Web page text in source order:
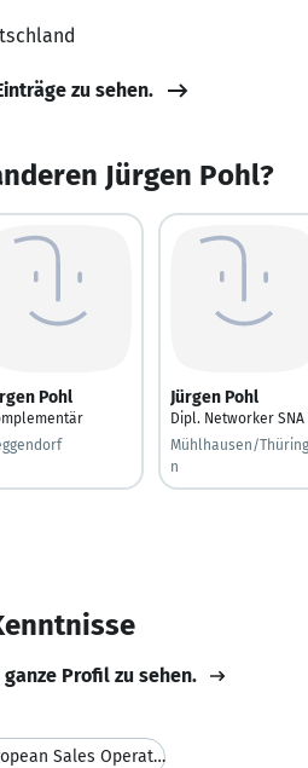
zu sehen.
Jürgen Pohl?
Pohl Jürgen Pohl
Dipl. Networker SNA
Mühlhausen/
n
Profil zu sehen.
20+ years of experience in European Sales Operatio